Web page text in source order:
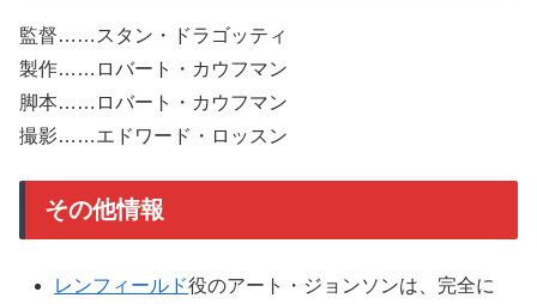
監督……スタン・ドラゴッティ
製作……ロバート・カウフマン
脚本……ロバート・カウフマン
撮影……エドワード・ロッスン
その他情報
レンフィールド役のアート・ジョンソンは、完全に